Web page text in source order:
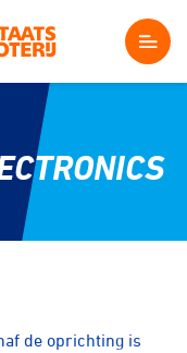
de oprichting is